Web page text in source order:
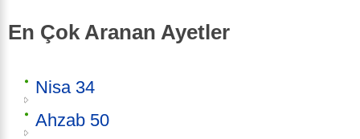
En Çok Aranan Ayetler
Nisa 34
Ahzab 50